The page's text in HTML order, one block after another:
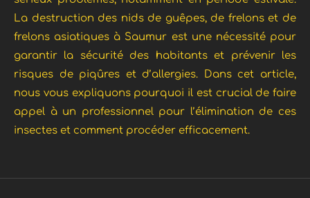
La destruction des nids de guêpes, de frelons et de
frelons asiatiques à Saumur est une nécessité pour
garantir la sécurité des habitants et prévenir les
risques de piqûres et d’allergies. Dans cet article,
nous vous expliquons pourquoi il est crucial de faire
appel à un professionnel pour l’élimination de ces
insectes et comment procéder efficacement.